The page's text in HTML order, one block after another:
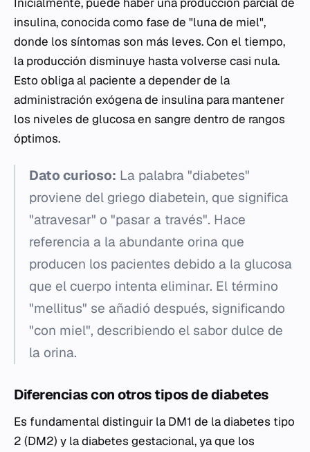
insulina, conocida como fase de "luna de miel",
donde los síntomas son más leves. Con el tiempo,
la producción disminuye hasta volverse casi nula.
Esto obliga al paciente a depender de la
administración exógena de insulina para mantener
los niveles de glucosa en sangre dentro de rangos
óptimos.
Dato curioso: La palabra "diabetes"
proviene del griego diabetein, que significa
"atravesar" o "pasar a través". Hace
referencia a la abundante orina que
producen los pacientes debido a la glucosa
que el cuerpo intenta eliminar. El término
"mellitus" se añadió después, significando
"con miel", describiendo el sabor dulce de
la orina.
Diferencias con otros tipos de diabetes
Es fundamental distinguir la DM1 de la diabetes tipo
2 (DM2) y la diabetes gestacional, ya que los